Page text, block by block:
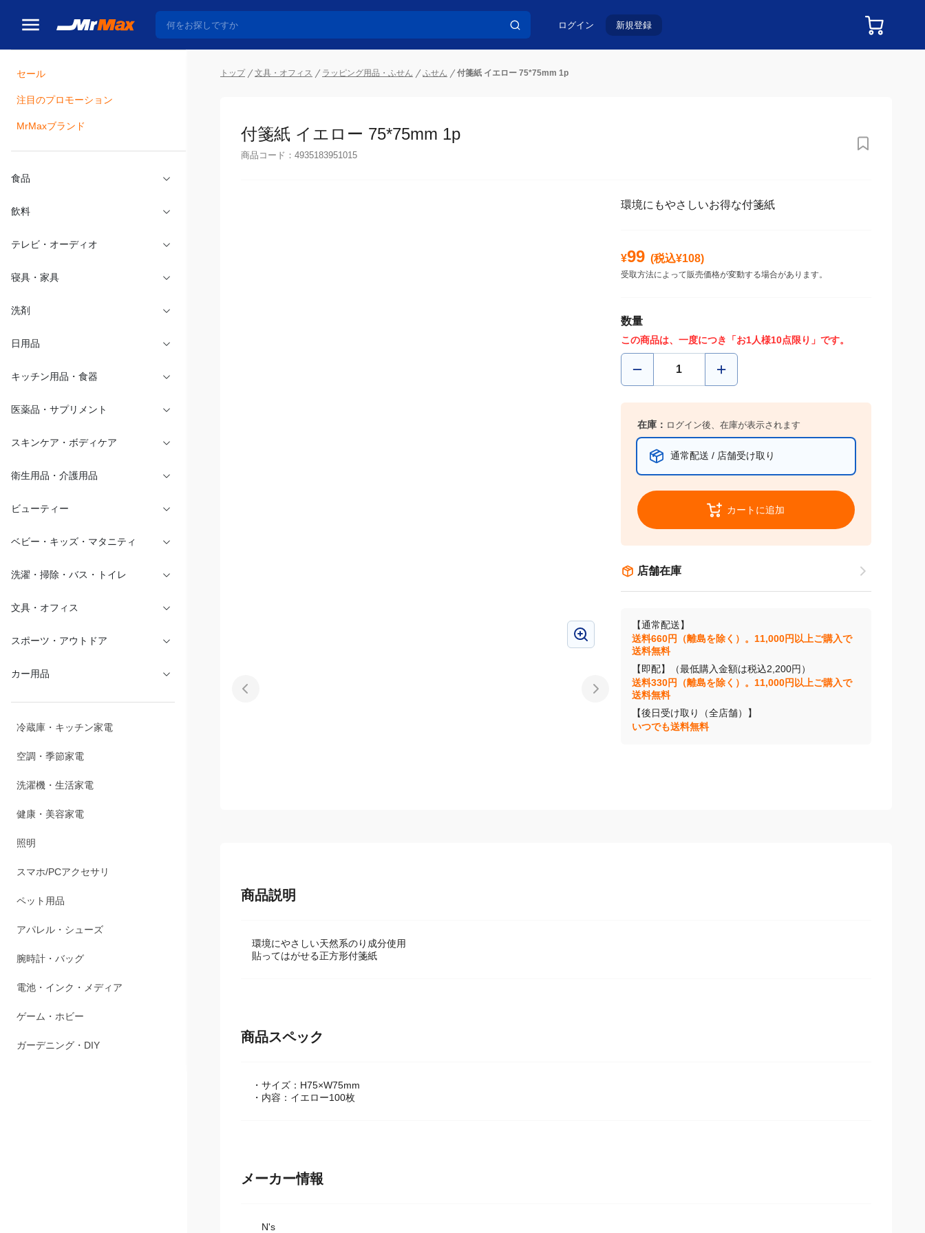
ログイン 新規登録
セール
注目のプロモーション
MrMaxブランド
食品
飲料
テレビ・オーディオ
寝具・家具
洗剤
日用品
キッチン用品・食器
医薬品・サプリメント
スキンケア・ボディケア
衛生用品・介護用品
ビューティー
ベビー・キッズ・マタニティ
洗濯・掃除・バス・トイレ
文具・オフィス
スポーツ・アウトドア
カー用品
冷蔵庫・キッチン家電
空調・季節家電
洗濯機・生活家電
健康・美容家電
照明
スマホ/PCアクセサリ
ペット用品
アパレル・シューズ
腕時計・バッグ
電池・インク・メディア
ゲーム・ホビー
ガーデニング・DIY
トップ 文具・オフィス ラッピング用品・ふせん ふせん 付箋紙 イエロー 75*75mm 1p
付箋紙 イエロー 75*75mm 1p
商品コード： 4935183951015
環境にもやさしいお得な付箋紙
¥99 (税込¥108)
受取方法によって販売価格が変動する場合があります。
数量
この商品は、一度につき「お1人様10点限り」です。
在庫： ログイン後、在庫が表示されます
通常配送 / 店舗受け取り
カートに追加
店舗在庫
【通常配送】
送料660円（離島を除く）。11,000円以上ご購入で
送料無料
【即配】（最低購入金額は税込2,200円）
送料330円（離島を除く）。11,000円以上ご購入で
送料無料
【後日受け取り（全店舗）】
いつでも送料無料
商品説明
環境にやさしい天然系のり成分使用
貼ってはがせる正方形付箋紙
商品スペック
・サイズ：H75×W75mm
・内容：イエロー100枚
メーカー情報
N's